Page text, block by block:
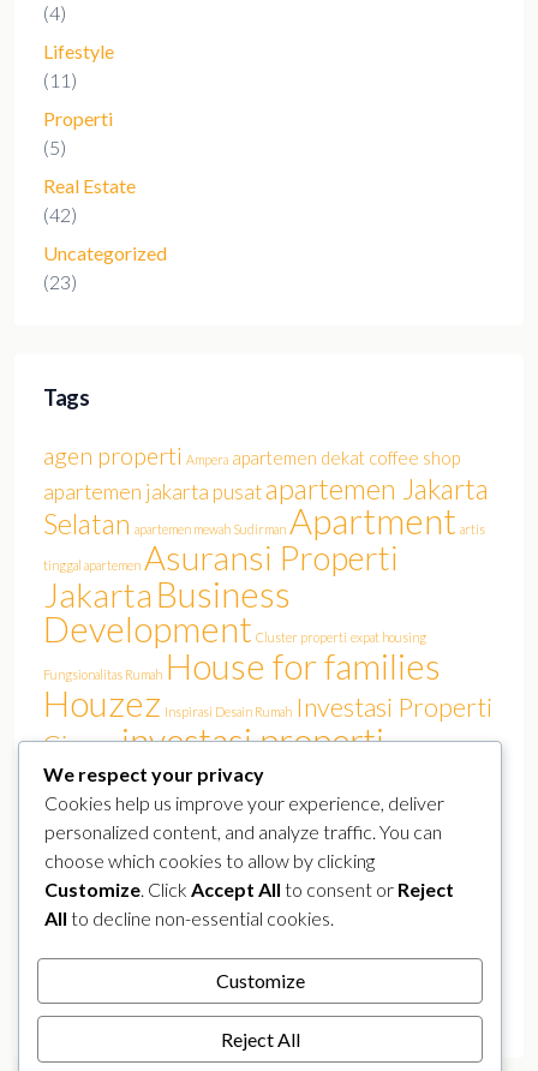
(4)
Lifestyle
(11)
Properti
(5)
Real Estate
(42)
Uncategorized
(23)
Tags
agen properti Ampera apartemen dekat coffee shop
apartemen jakarta pusatapartemen Jakarta
Selatan apartemen mewah Sudirman Apartment artis
tinggal apartemen Asuransi Properti
Jakarta Business
Development Cluster properti expat housing
Fungsionalitas Rumah House for families
Houzez Inspirasi Desain Rumah Investasi Properti
Cinereinvestasi properti
Jakarta investasi rumah Jakarta Barat
KPR Jakartalokasi strategisLuxury
pasar properti perumahan elit perumahan Jakarta Selatan
Properland Properti Jakarta Selatan Properti Mewah Jakarta
public figure residence Real Estate
rumah murah Selebriti Tinggal Cinere
Tren Hunian Artis YouTuber
We respect your privacy
Cookies help us improve your experience, deliver
personalized content, and analyze traffic. You can
choose which cookies to allow by clicking
Customize . Click Accept All to consent or Reject
All to decline non-essential cookies.
Customize
Reject All